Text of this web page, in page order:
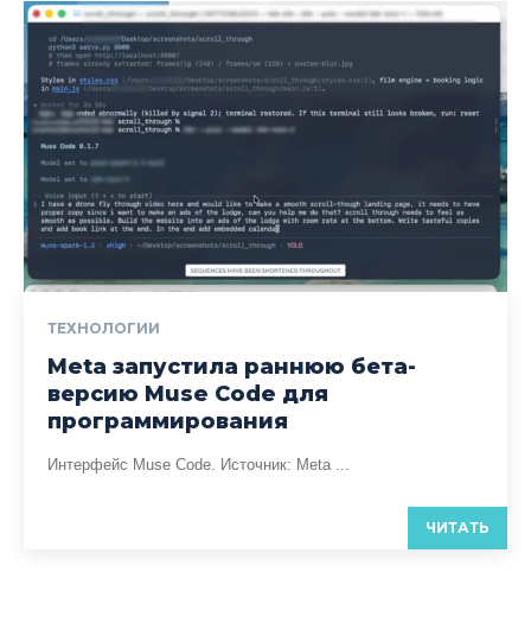
ТЕХНОЛОГИИ
Meta запустила раннюю бета-
версию Muse Code для
программирования
ЧИТАТЬ